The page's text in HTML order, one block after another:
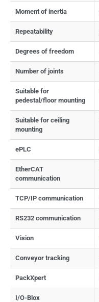
Moment of inertia
Repeatability
Degrees of freedom
Number of joints
Suitable for
pedestal/floor mounting
Suitable for ceiling
mounting
ePLC
EtherCAT
communication
TCP/IP communication
RS232 communication
Vision
Conveyor tracking
PackXpert
I/O-Blox